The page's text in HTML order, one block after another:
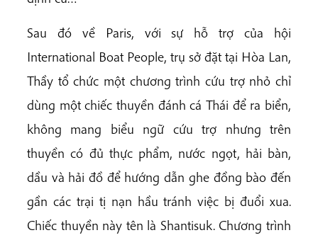
Sau đó về Paris, với sự hỗ trợ của hội
International Boat People, trụ sở đặt tại Hòa Lan,
Thầy tổ chức một chương trình cứu trợ nhỏ chỉ
dùng một chiếc thuyền đánh cá Thái để ra biển,
không mang biểu ngữ cứu trợ nhưng trên
thuyền có đủ thực phẩm, nước ngọt, hải bàn,
dầu và hải đồ để hướng dẫn ghe đồng bào đến
gần các trại tị nạn hầu tránh việc bị đuổi xua.
Chiếc thuyền này tên là Shantisuk. Chương trình